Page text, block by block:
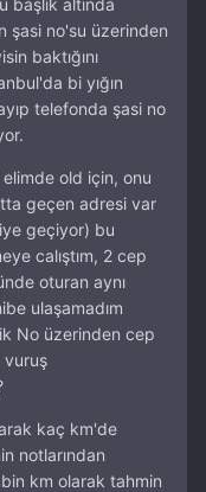
şasi no'su üzerinden
baktığını
bi yığın
telefonda şasi no
old için, onu
geçen adresi var
geçiyor) bu
calıştım, 2 cep
oturan aynı
ulaşamadım
No üzerinden cep
vuruş
kaç km'de
notlarından
km olarak tahmin